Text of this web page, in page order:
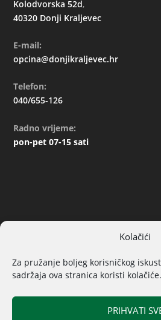
Kolačići
Za pružanje boljeg korisničkog
sadržaja ova stranica koristi kolačiće.
PRIHVATI
Kolodvorska 52d,
40320 Donji Kraljevec
E-mail:
opcina@donjikraljevec.hr
Telefon:
040/655-126
Radno vrijeme:
pon-pet 07-15 sati